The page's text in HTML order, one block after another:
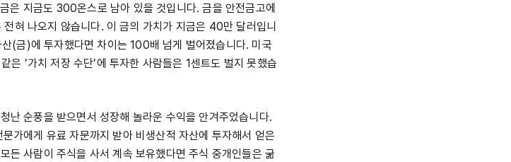
은 지금도 300온스로 남아 있을 것입니다. 금을 안전금고에
혀 나오지 않습니다. 이 금의 가치가 지금은 40만 달러입니
(금)에 투자했다면 차이는 100배 넘게 벌어졌습니다. 미국
은 ‘가치 저장 수단’에 투자한 사람들은 1센트도 벌지 못했습
난 순풍을 받으면서 성장해 놀라운 수익을 안겨주었습니다.
가에게 유료 자문까지 받아 비생산적 자산에 투자해서 얻은
든 사람이 주식을 사서 계속 보유했다면 주식 중개인들은 굶